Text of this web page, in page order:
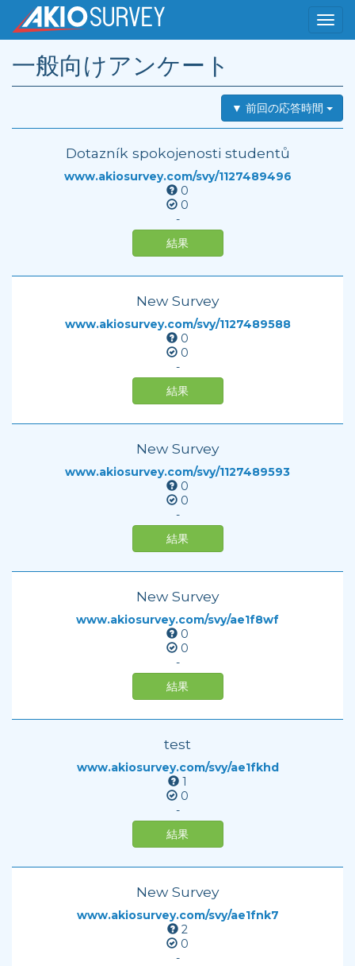
一般向けアンケート
▼ 前回の応答時間
Dotazník spokojenosti studentů
www.akiosurvey.com/svy/1127489496
0
0
-
結果
New Survey
www.akiosurvey.com/svy/1127489588
0
0
-
結果
New Survey
www.akiosurvey.com/svy/1127489593
0
0
-
結果
New Survey
www.akiosurvey.com/svy/ae1f8wf
0
0
-
結果
test
www.akiosurvey.com/svy/ae1fkhd
1
0
-
結果
New Survey
www.akiosurvey.com/svy/ae1fnk7
2
0
-